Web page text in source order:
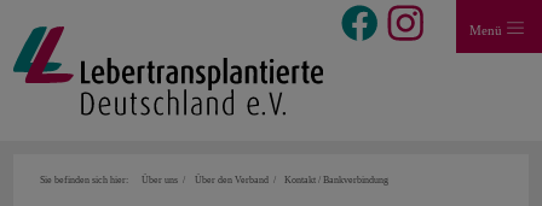
Menü
Sie befinden sich hier: Über uns Über den Verband Kontakt / Bankverbindung